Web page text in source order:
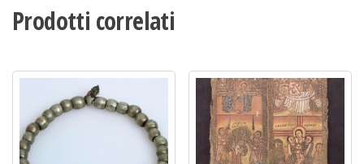
Prodotti correlati